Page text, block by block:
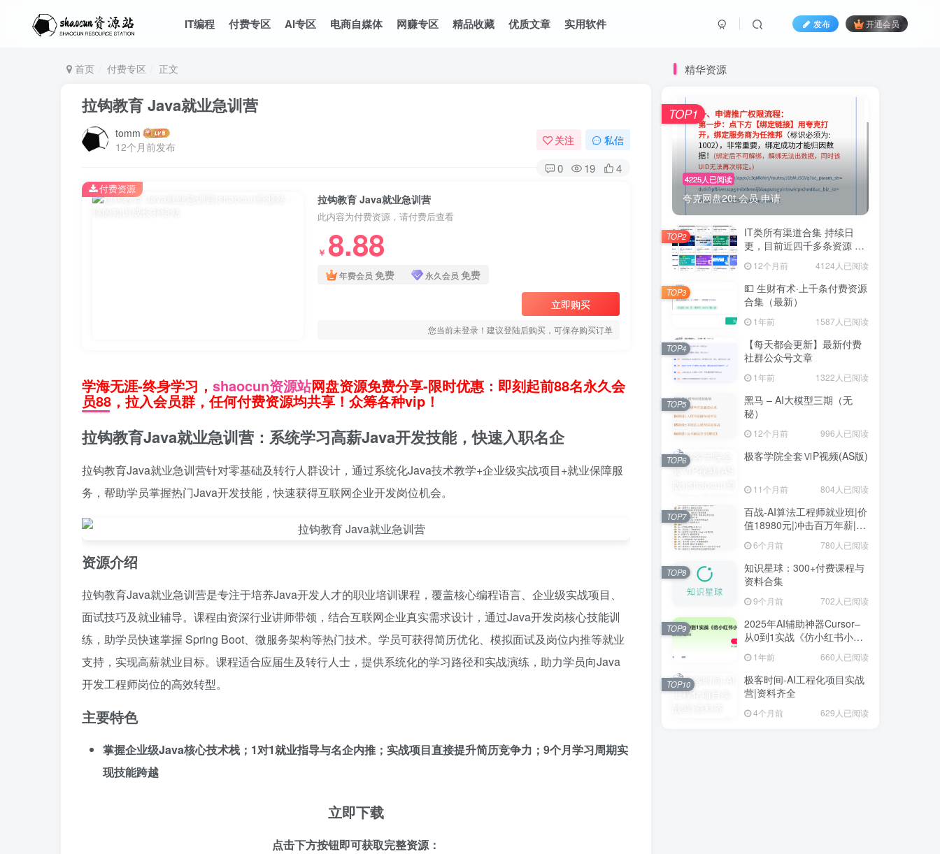
IT编程 付费专区 AI专区 电商自媒体 网赚专区 精品收藏 优质文章 实用软件 发布 开通会员
首页 付费专区 正文
拉钩教育 Java就业急训营
tomm
12个月前发布
关注 私信
0 19 4
拉钩教育 Java就业急训营
此内容为付费资源，请付费后查看
￥ 8.88
年费会员 免费 永久会员 免费
立即购买
您当前未登录！建议登陆后购买，可保存购买订单
付费资源
学海无涯-终身学习， shaocun资源站网盘资源免费分享-限时优惠：即刻起前88名永久会
员88，拉入会员群，任何付费资源均共享！众筹各种vip！
拉钩教育Java就业急训营：系统学习高薪Java开发技能，快速入职名企
拉钩教育Java就业急训营针对零基础及转行人群设计，通过系统化Java技术教学+企业级实战项目+就业保障服
务，帮助学员掌握热门Java开发技能，快速获得互联网企业开发岗位机会。
资源介绍
拉钩教育Java就业急训营是专注于培养Java开发人才的职业培训课程，覆盖核心编程语言、企业级实战项目、
面试技巧及就业辅导。课程由资深行业讲师带领，结合互联网企业真实需求设计，通过Java开发岗核心技能训
练，助学员快速掌握 Spring Boot、微服务架构等热门技术。学员可获得简历优化、模拟面试及岗位内推等就业
支持，实现高薪就业目标。课程适合应届生及转行人士，提供系统化的学习路径和实战演练，助力学员向Java
开发工程师岗位的高效转型。
主要特色
掌握企业级Java核心技术栈；1对1就业指导与名企内推；实战项目直接提升简历竞争力；9个月学习周期实
现技能跨越
立即下载
点击下方按钮即可获取完整资源：
精华资源
4225人已阅读
夸克网盘20t 会员 申请
TOP1
IT类所有渠道合集 持续日
更，目前近四千多条资源 年
12个月前 4124人已阅读
TOP2
💵 生财有术·上千条付费资源
合集（最新）
1年前 1587人已阅读
TOP3
【每天都会更新】最新付费
社群公众号文章
1年前 1322人已阅读
TOP4
黑马 – AI大模型三期（无
秘）
12个月前 996人已阅读
TOP5
极客学院全套ⅥP视频(AS版)
11个月前 804人已阅读
TOP6
百战-AI算法工程师就业班|价
值18980元|冲击百万年薪|完
结无秘
6个月前 780人已阅读
TOP7
知识星球：300+付费课程与
资料合集
9个月前 702人已阅读
TOP8
2025年AI辅助神器Cursor–
从0到1实战《仿小红书小程
序》1年前 660人已阅读
TOP9
极客时间-AI工程化项目实战
营|资料齐全
4个月前 629人已阅读
TOP10